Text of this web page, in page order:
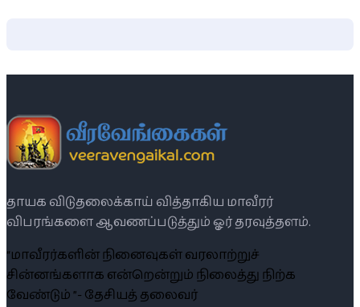
தாயக விடுதலைக்காய் வித்தாகிய மாவீரர்
விபரங்களை ஆவணப்படுத்தும் ஓர் தரவுத்தளம்.
“மாவீரர்களின் நினைவுகள் வரலாற்றுச்
சின்னங்களாக என்றென்றும் நிலைத்து நிற்க
வேண்டும் ”- தேசியத் தலைவர்